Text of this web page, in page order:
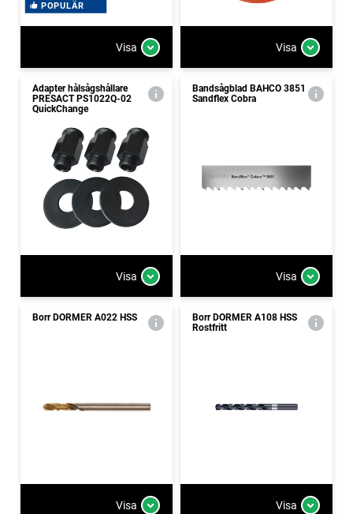
POPULÄR
Visa Visa
Adapter hålsågshållare
PRESACT PS1022Q-02
QuickChange
Visa
Bandsågblad BAHCO 3851
Sandflex Cobra
Visa
Borr DORMER A022 HSS
Visa
Borr DORMER A108 HSS
Rostfritt
Visa